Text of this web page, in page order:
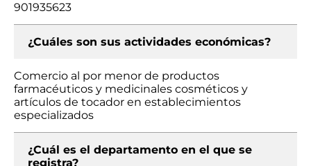
901935623
¿Cuáles son sus actividades económicas?
Comercio al por menor de productos
farmacéuticos y medicinales cosméticos y
artículos de tocador en establecimientos
especializados
¿Cuál es el departamento en el que se
registra?